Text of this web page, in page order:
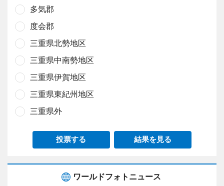
多気郡
度会郡
三重県北勢地区
三重県中南勢地区
三重県伊賀地区
三重県東紀州地区
三重県外
投票する 結果を見る
ワールドフォトニュース